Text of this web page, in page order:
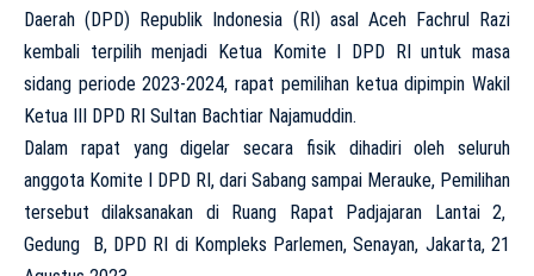
Daerah (DPD) Republik Indonesia (RI) asal Aceh Fachrul Razi
kembali terpilih menjadi Ketua Komite I DPD RI untuk masa
sidang periode 2023-2024, rapat pemilihan ketua dipimpin Wakil
Ketua III DPD RI Sultan Bachtiar Najamuddin.
Dalam rapat yang digelar secara fisik dihadiri oleh seluruh
anggota Komite I DPD RI, dari Sabang sampai Merauke, Pemilihan
tersebut dilaksanakan di Ruang Rapat Padjajaran Lantai 2,
Gedung B, DPD RI di Kompleks Parlemen, Senayan, Jakarta, 21